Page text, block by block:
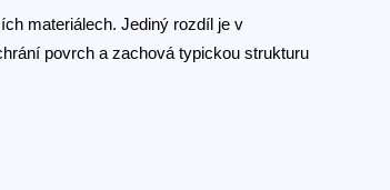
materiálech. Jediný rozdíl je v
povrch a zachová typickou strukturu